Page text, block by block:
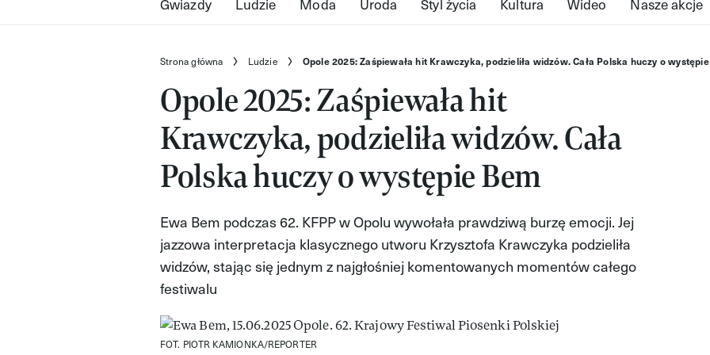
Strona główna Ludzie Opole 2025: Zaśpiewała hit Krawczyka, podzieliła widzów. Cała Polska huczy o
Opole 2025: Zaśpiewała hit
Krawczyka, podzieliła widzów. Cała
Polska huczy o występie Bem
Ewa Bem podczas 62. KFPP w Opolu wywołała prawdziwą burzę emocji. Jej
jazzowa interpretacja klasycznego utworu Krzysztofa Krawczyka podzieliła
widzów, stając się jednym z najgłośniej komentowanych momentów całego
festiwalu
FOT. PIOTR KAMIONKA/REPORTER